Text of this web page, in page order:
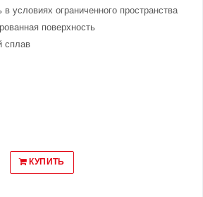
условиях ограниченного пространства
поверхность
сплав
КУПИТЬ